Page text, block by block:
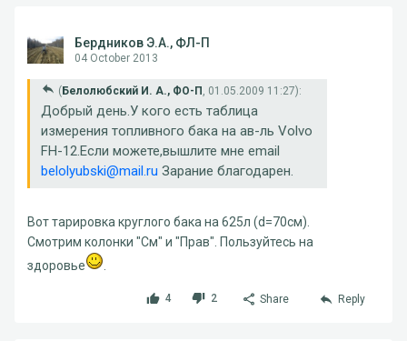
Бердников Э.А., ФЛ-П
04 October 2013
( Белолюбский И. А., ФО-П , 01.05.2009 11:27):
Добрый день.У кого есть таблица
измерения топливного бака на ав-ль Volvo
FH-12.Если можете,вышлите мне email
belolyubski@mail.ru Зарание благодарен.
Вот тарировка круглого бака на 625л (d=70см).
Смотрим колонки "См" и "Прав". Пользуйтесь на
здоровье
4 2 Share Reply